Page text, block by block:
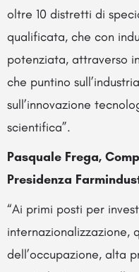
oltre 10 distretti di
qualificata, che con
potenziata, attraverso
che puntino
sull’innovazione
scientifica”.
Pasquale Frega,
Presidenza
“Ai primi posti per
internazionalizzazione,
dell’occupazione, alta